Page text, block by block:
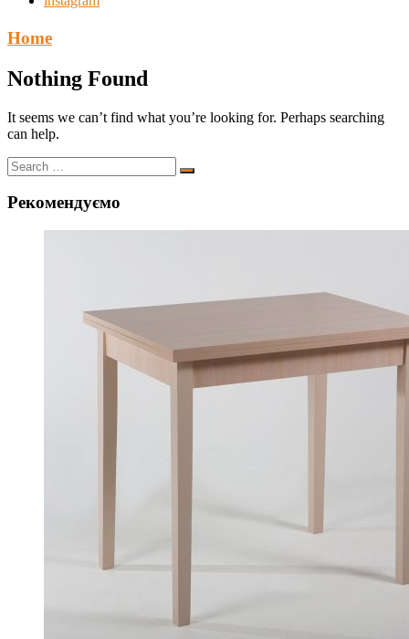
Home
Nothing Found
It seems we can’t find what you’re looking for. Perhaps searching
can help.
Рекомендуємо